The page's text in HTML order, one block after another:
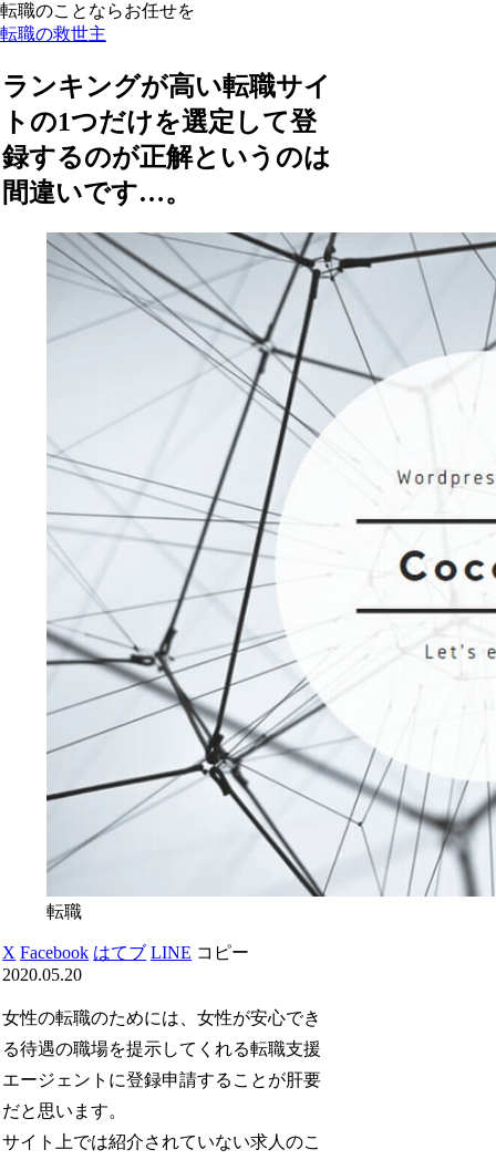
転職のことならお任せを
転職の救世主
ランキングが高い転職サイ
トの1つだけを選定して登
録するのが正解というのは
間違いです…。
転職
X Facebook はてブ LINE コピー
2020.05.20
女性の転職のためには、女性が安心でき
る待遇の職場を提示してくれる転職支援
エージェントに登録申請することが肝要
だと思います。
サイト上では紹介されていない求人のこ